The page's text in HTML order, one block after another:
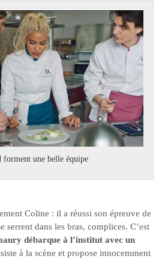
forment une belle équipe
Coline : il a réussi son épreuve de
serrent dans les bras, complices. C’est
débarque à l’institut avec un
à la scène et propose innocemment